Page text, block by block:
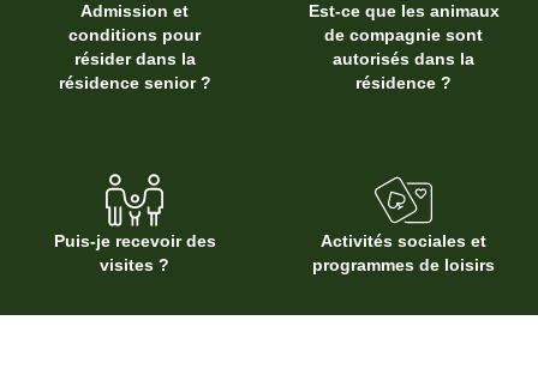
Admission et
conditions pour
résider dans la
résidence senior ?
Est-ce que les animaux
de compagnie sont
autorisés dans la
résidence ?
Puis-je recevoir des
visites ?
Activités sociales et
programmes de loisirs